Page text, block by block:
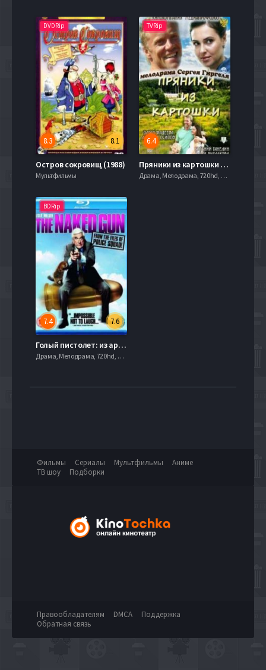
DVDRip
8.1
8.3
Остров сокровищ (1988)
Мультфильмы
TVRip
6.4
Пряники из картошки (2011)
Драма, Мелодрама, 720hd, mobilen
BDRip
7.6
7.4
Голый пистолет: из архивов полиции! (1988)
Драма, Мелодрама, 720hd, mobilen
Фильмы Сериалы Мультфильмы
Аниме
ТВ шоу
Подборки
Правообладателям DMCA
Поддержка
Обратная связь